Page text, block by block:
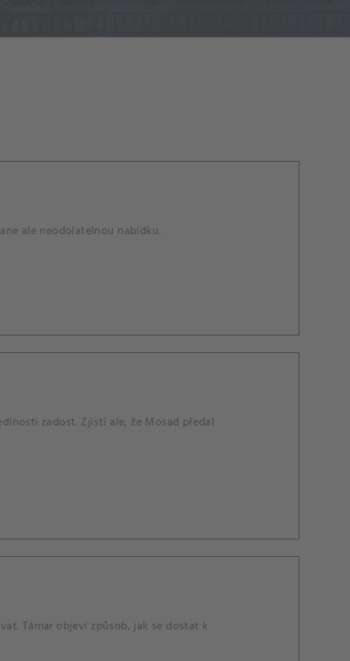
ale neodolatelnou nabídku.
zadost. Zjistí ale, že Mosad předal
Támar objeví způsob, jak se dostat k